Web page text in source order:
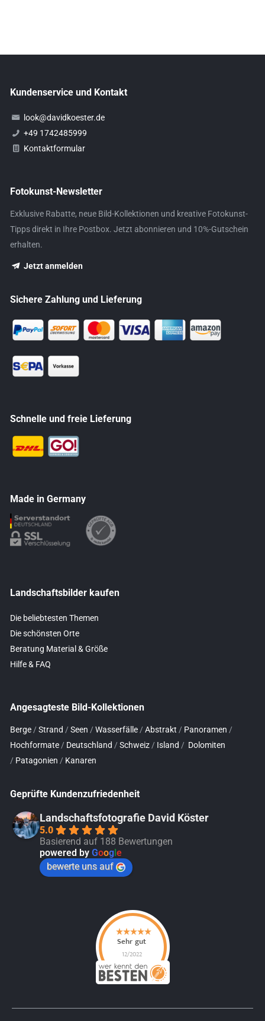
Kundenservice und Kontakt
look@davidkoester.de
+49 1742485999
Kontaktformular
Fotokunst-Newsletter
Exklusive Rabatte, neue Bild-Kollektionen und kreative Fotokunst-
Tipps direkt in Ihre Postbox. Jetzt abonnieren und 10%-Gutschein
erhalten.
Jetzt anmelden
Sichere Zahlung und Lieferung
Schnelle und freie Lieferung
Made in Germany
Landschaftsbilder kaufen
Die beliebtesten Themen
Die schönsten Orte
Beratung Material & Größe
Hilfe & FAQ
Angesagteste Bild-Kollektionen
Berge/ Strand / Seen / Wasserfälle/ Abstrakt / Panoramen /
Hochformate/ Deutschland / Schweiz/ Island / Dolomiten
/ Patagonien / Kanaren
Geprüfte Kundenzufriedenheit
Landschaftsfotografie David Köster
5.0
Basierend auf 188 Bewertungen
powered by Goog e
bewerte uns auf